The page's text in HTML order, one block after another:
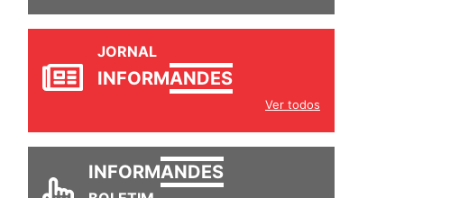
INFORM
INFORMANDES
BOLETIM